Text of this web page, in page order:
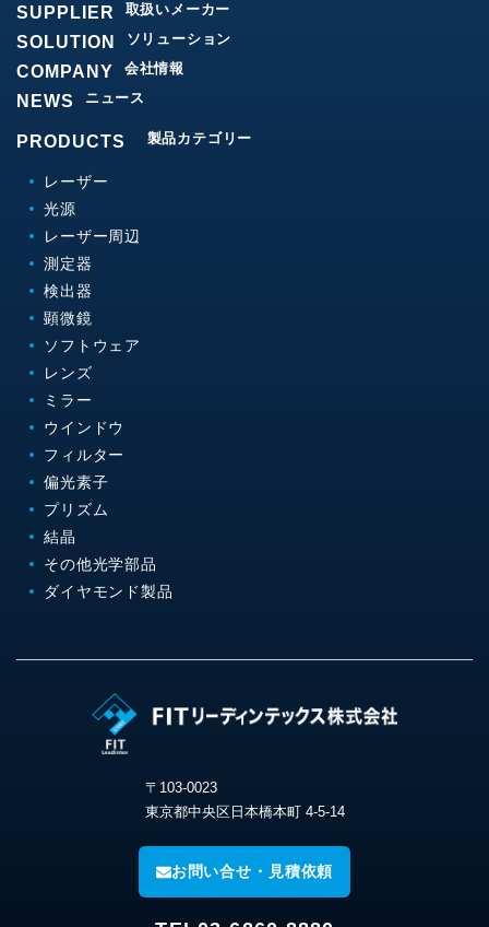
〒103-0023
東京都中央区日本橋本町 4-5-14
お問い合せ・見積依頼
SUPPLIER 取扱いメーカー
SOLUTION ソリューション
COMPANY 会社情報
NEWS ニュース
PRODUCTS 製品カテゴリー
レーザー
光源
レーザー周辺
測定器
検出器
顕微鏡
ソフトウェア
レンズ
ミラー
ウインドウ
フィルター
偏光素子
プリズム
結晶
その他光学部品
ダイヤモンド製品